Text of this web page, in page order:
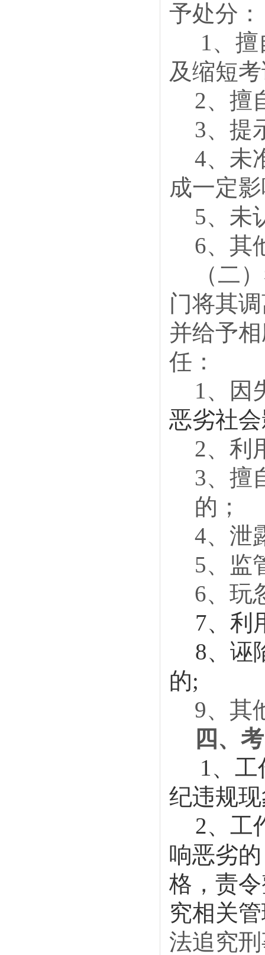
予处分：
1、
及缩短
2、擅
3、提
4、未
成一定
5、未
6、其
（二
门将其
并给予
任：
1、因
恶劣社
2、利
3、擅
的；
4、泄
5、监
6、玩
7、利
8、诬
的;
9、其
四、
1、
纪违规
2、工
响恶劣
格，责
究相关
法追究